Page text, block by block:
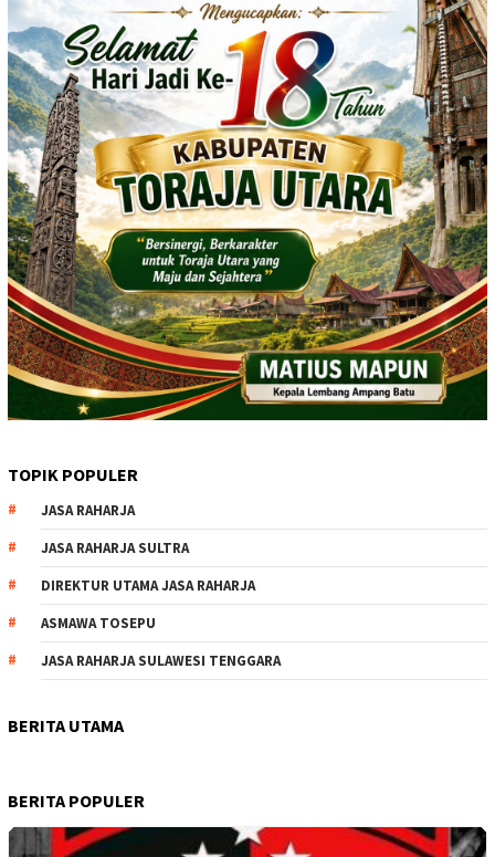
TOPIK POPULER
JASA RAHARJA
JASA RAHARJA SULTRA
DIREKTUR UTAMA JASA RAHARJA
ASMAWA TOSEPU
JASA RAHARJA SULAWESI TENGGARA
BERITA UTAMA
BERITA POPULER